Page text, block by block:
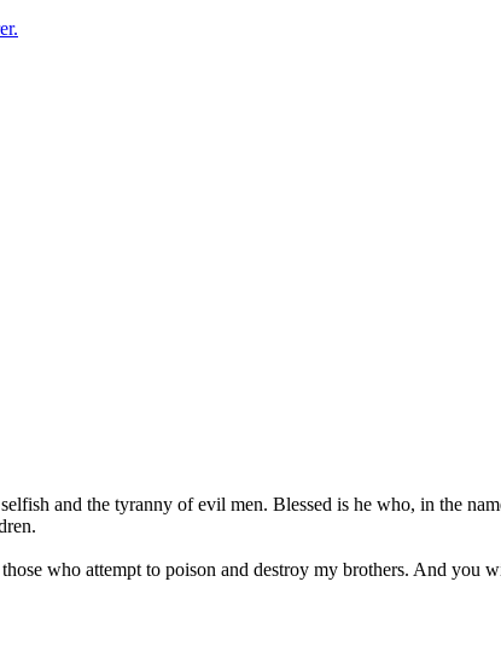
and the tyranny of evil men. Blessed is he who, in the
who attempt to poison and destroy my brothers. And